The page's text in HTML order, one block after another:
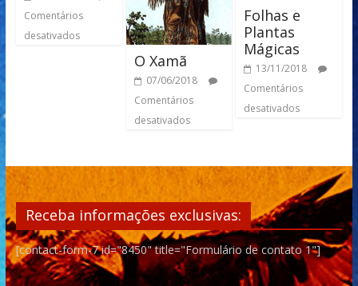
Comentários
desativados
O Xamã
07/06/2018
Comentários
desativados
Folhas e
Plantas
Mágicas
13/11/2018
Comentários
desativados
Receba informações exclusivas:
[contact-form-7 id="8450" title="Formulário de contato 1"]